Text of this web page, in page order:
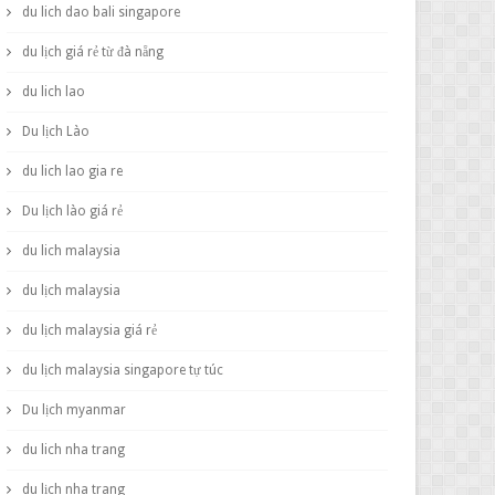
du lich dao bali singapore
du lịch giá rẻ từ đà nẵng
du lich lao
Du lịch Lào
du lich lao gia re
Du lịch lào giá rẻ
du lich malaysia
du lịch malaysia
du lịch malaysia giá rẻ
du lịch malaysia singapore tự túc
Du lịch myanmar
du lich nha trang
du lịch nha trang